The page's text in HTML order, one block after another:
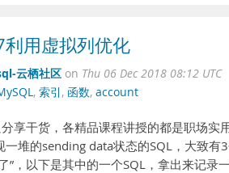
利用虚拟列优化
云栖社区 on Thu 06 Dec 2018 08:12 UTC
, 索引 , 函数, account
享干货，各精品课程讲授的都是职场实
一堆的sending data状态的SQL，大致
”，以下是其中的一个SQL，拿出来记录